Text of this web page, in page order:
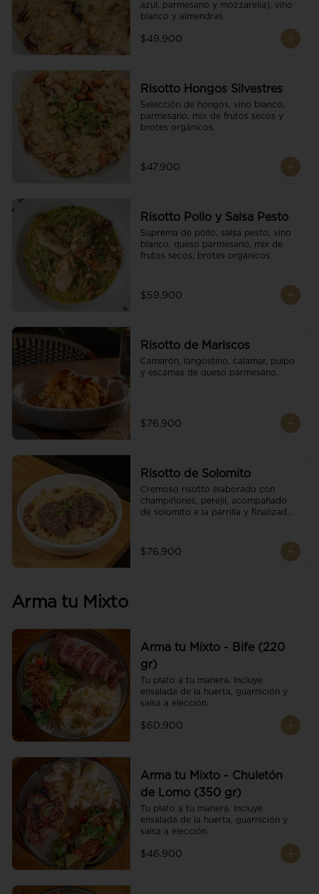
azul, parmesano y mozzarella), vino
blanco y almendras.
$49.900
Risotto Hongos Silvestres
Selección de hongos, vino blanco,
parmesano, mix de frutos secos y
brotes orgánicos.
$47.900
Risotto Pollo y Salsa Pesto
Suprema de pollo, salsa pesto, vino
blanco, queso parmesano, mix de
frutos secos, brotes orgánicos.
$59.900
Risotto de Mariscos
Camarón, langostino, calamar, pulpo
y escamas de queso parmesano.
$76.900
Risotto de Solomito
Cremoso risotto elaborado con
champiñones, perejil, acompañado
de solomito a la parrilla y finalizado
$76.900
Arma tu Mixto
Arma tu Mixto - Bife (220
gr)
Tu plato a tu manera. Incluye
ensalada de la huerta, guarnición y
salsa a elección.
$60.900
Arma tu Mixto - Chuletón
de Lomo (350 gr)
Tu plato a tu manera. Incluye
ensalada de la huerta, guarnición y
salsa a elección.
$46.900